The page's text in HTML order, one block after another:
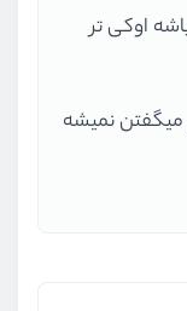
اوکی تر
میگفتن نمیشه